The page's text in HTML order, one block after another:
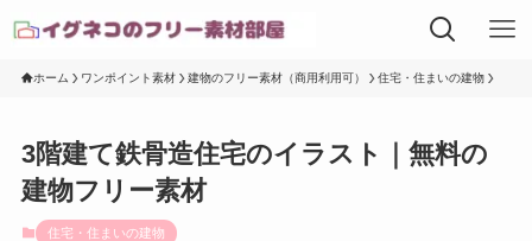
ホーム ワンポイント素材 建物のフリー素材（商用利用可） 住宅・住まいの建物
3階建て鉄骨造住宅のイラスト｜無料の
建物フリー素材
住宅・住まいの建物